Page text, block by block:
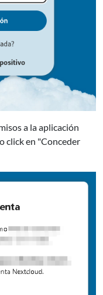
a la aplicación
click en "Conceder